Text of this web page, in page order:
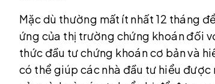
Mặc dù thường mất ít nhất 12 tháng
ứng của thị trường chứng khoán đối
thức đầu tư chứng khoán cơ bản và
có thể giúp các nhà đầu tư hiểu